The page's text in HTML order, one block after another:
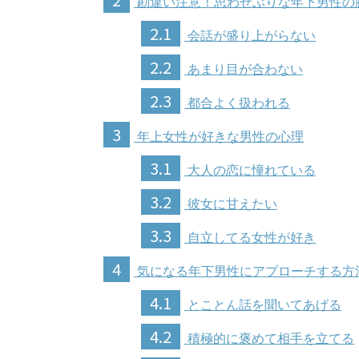
2.1 会話が盛り上がらない
2.2 あまり目が合わない
2.3 都合よく扱われる
3 年上女性が好きな男性の心理
3.1 大人の恋に憧れている
3.2 彼女に甘えたい
3.3 自立してる女性が好き
4 気になる年下男性にアプローチする方
4.1 とことん話を聞いてあげる
4.2 積極的に褒めて相手を立てる